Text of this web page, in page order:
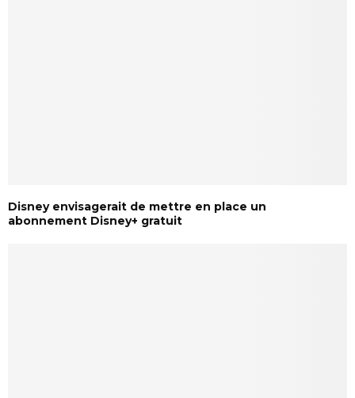
Disney envisagerait de mettre en place un
abonnement Disney+ gratuit